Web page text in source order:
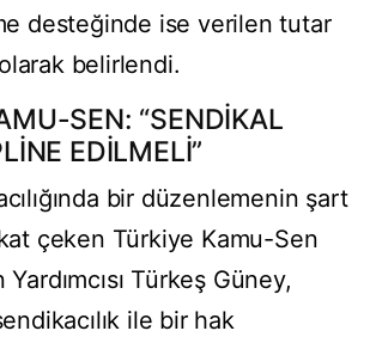
desteğinde ise verilen tutar
belirlendi.
SEN: “SENDİKAL
EDİLMELİ”
bir düzenlemenin şart
çeken Türkiye Kamu-Sen
Türkeş Güney,
ile bir hak